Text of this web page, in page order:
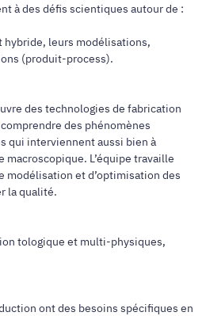
à des défis scientiques autour de :
hybride, leurs modélisations,
(produit-process).
des technologies de fabrication
des phénomènes
qui interviennent aussi bien à
L’équipe travaille
modélisation et d’optimisation des
la qualité.
tologique et multi-physiques,
ont des besoins spécifiques en